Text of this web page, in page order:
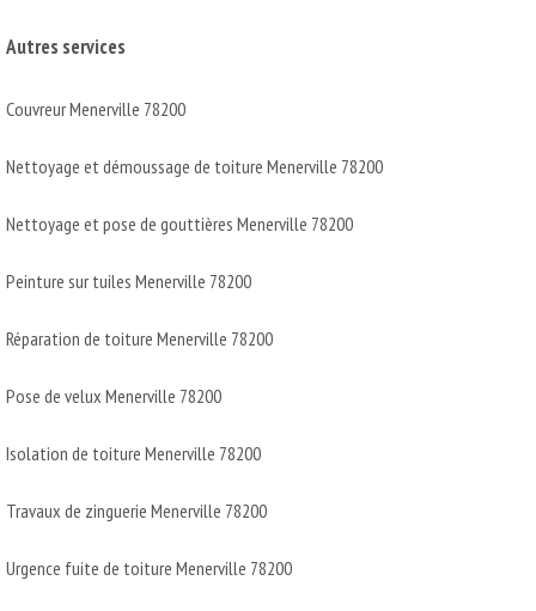
Autres services
Couvreur Menerville 78200
Nettoyage et démoussage de toiture Menerville 78200
Nettoyage et pose de gouttières Menerville 78200
Peinture sur tuiles Menerville 78200
Réparation de toiture Menerville 78200
Pose de velux Menerville 78200
Isolation de toiture Menerville 78200
Travaux de zinguerie Menerville 78200
Urgence fuite de toiture Menerville 78200